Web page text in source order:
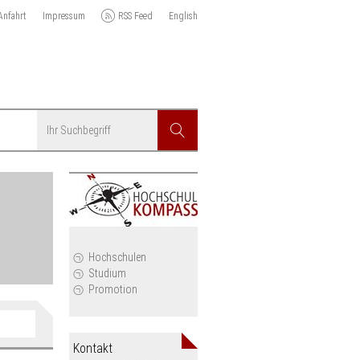
Impressum RSS Feed English
Suchen
Hochschulen
Studium
Promotion
Kontakt